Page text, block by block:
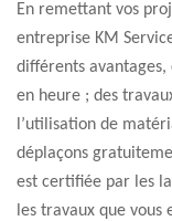
En remettant vos
entreprise KM
différents
en heure ; des
l’utilisation de
déplaçons
est certifiée par les
les travaux que vous